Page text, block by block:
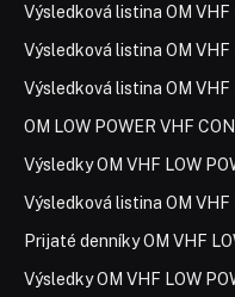
Výsledková listina OM VHF
Výsledková listina OM VHF
Výsledková listina OM VHF
OM LOW POWER VHF
Výsledky OM VHF LOW
Výsledková listina OM VHF
Prijaté denníky OM VHF
Výsledky OM VHF LOW